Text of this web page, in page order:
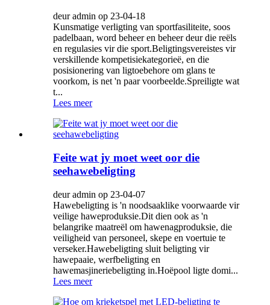
deur admin op 23-04-18
Kunsmatige verligting van sportfasiliteite, soos
padelbaan, word beheer en beheer deur die reëls
en regulasies vir die sport.Beligtingsvereistes vir
verskillende kompetisiekategorieë, en die
posisionering van ligtoebehore om glans te
voorkom, is net 'n paar voorbeelde.Spreiligte wat
t...
Lees meer
Feite wat jy moet weet oor die
seehawebeligting
deur admin op 23-04-07
Hawebeligting is 'n noodsaaklike voorwaarde vir
veilige haweproduksie.Dit dien ook as 'n
belangrike maatreël om hawenagproduksie, die
veiligheid van personeel, skepe en voertuie te
verseker.Hawebeligting sluit beligting vir
hawepaaie, werfbeligting en
hawemasjineriebeligting in.Hoëpool ligte domi...
Lees meer